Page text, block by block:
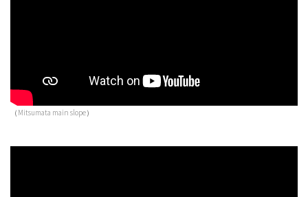
（Mitsumata main slope）